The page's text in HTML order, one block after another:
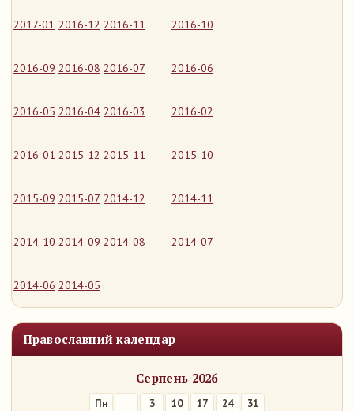
2017-01 2016-12 2016-11 2016-10
2016-09 2016-08 2016-07 2016-06
2016-05 2016-04 2016-03 2016-02
2016-01 2015-12 2015-11 2015-10
2015-09 2015-07 2014-12 2014-11
2014-10 2014-09 2014-08 2014-07
2014-06 2014-05
Православний календар
Серпень 2026
Пн 3 10 17 24
31